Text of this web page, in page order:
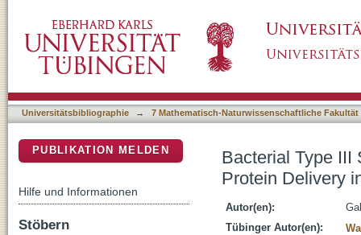
Cells
Universitätsbibliographie → 7 Mathematisch-Naturwissenschaftliche Fakultät
Bacterial Type III
Protein Delivery
Autor(en):
Tübinger Autor(en):
PUBLIKATION MELDEN
Hilfe und Informationen
Stöbern